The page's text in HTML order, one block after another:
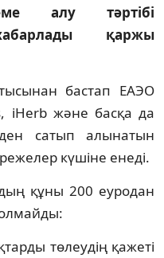
алу тәртібі
қаржы
бастап ЕАЭО
iHerb және басқа да
сатып алынатын
күшіне енеді.
құны 200 еуродан
төлеудің қажеті